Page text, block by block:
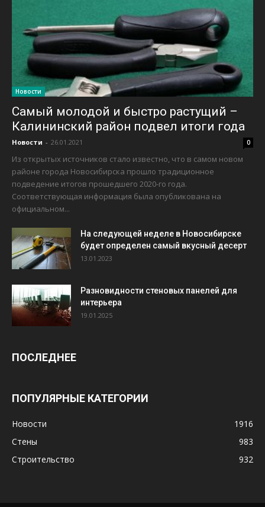
Новости
Самый молодой и быстро растущий –
Калининский район подвел итоги года
Новости - 26.01.2021 0
Из открытых источников стало известно, что в самом новом
районе города Новосибирска прошло традиционное
подведение итогов прошедшего 2020-го года.
Соответствующая информация была опубликована на
официальном...
На следующей неделе в Новосибирске
будет определен самый вкусный десерт
13.01.2023
Разновидности стеновых панелей для
интерьера
19.01.2025
ПОСЛЕДНЕЕ
ПОПУЛЯРНЫЕ КАТЕГОРИИ
Новости
1916
Стены
983
Строительство
932